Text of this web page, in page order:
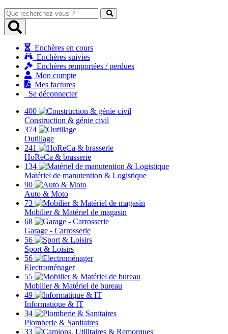
Que
recherchez-
vous
Enchères en cours
Enchères suivies
Enchères remportées / perdues
Mon compte
Mes factures
Se déconnecter
400
Construction & génie civil
374
Outillage
241
HoReCa & brasserie
134
Matériel de manutention & Logistique
90
Auto & Moto
73
Mobilier & Matériel de magasin
68
Garage - Carrosserie
56
Sport & Loisirs
56
Electroménager
55
Mobilier & Matériel de bureau
49
Informatique & IT
34
Plomberie & Sanitaires
33